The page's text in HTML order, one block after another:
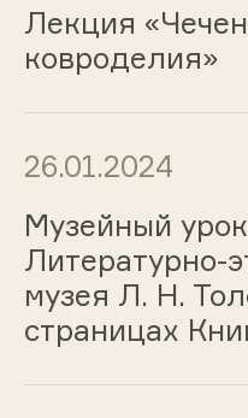
Лекция
ковроделия»
26.01.2024
Музейный
Литературно-
музея Л. Н.
страницах